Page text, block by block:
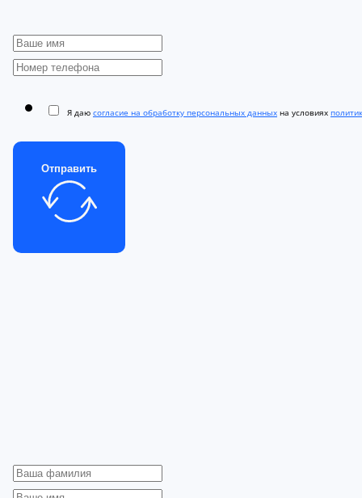
Я даю согласие на обработку персональных данных на условиях
Отправить